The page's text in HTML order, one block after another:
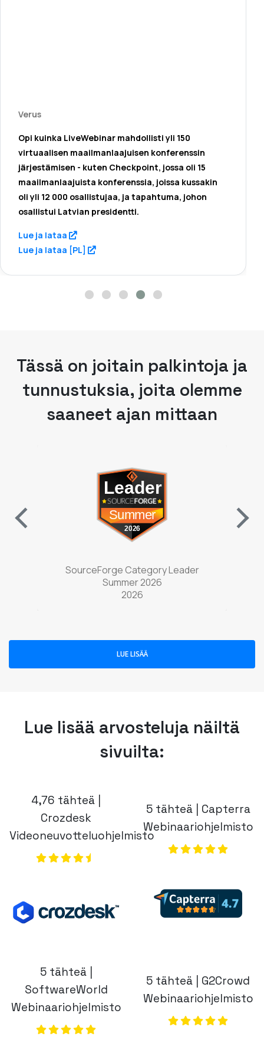
Verus
Opi kuinka LiveWebinar mahdollisti yli 150
virtuaalisen maailmanlaajuisen konferenssin
järjestämisen - kuten Checkpoint, jossa oli 15
maailmanlaajuista konferenssia, joissa kussakin
oli yli 12 000 osallistujaa, ja tapahtuma, johon
osallistui Latvian presidentti.
Lue ja lataa
(opens in a new tab)
Lue ja lataa [PL]
(opens in a new tab)
Tässä on joitain palkintoja ja
tunnustuksia, joita olemme
saaneet ajan mittaan
SourceForge Category Leader
Summer 2026
2026
LUE LISÄÄ
Lue lisää arvosteluja näiltä
sivuilta:
4,76 tähteä |
Crozdesk
Videoneuvotteluohjelmisto
5 tähteä | Capterra
Webinaariohjelmisto
5 tähteä |
SoftwareWorld
Webinaariohjelmisto
5 tähteä | G2Crowd
Webinaariohjelmisto